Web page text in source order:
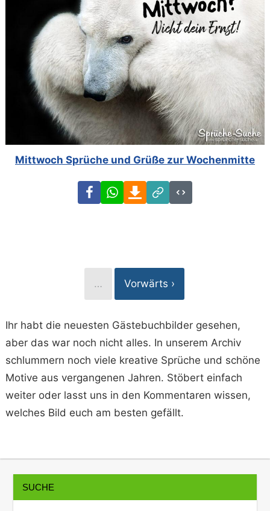
Mittwoch Sprüche und Grüße zur Wochenmitte
FacebookWhatsAppDownload
Link
Code
… Vorwärts ›
Ihr habt die neuesten Gästebuchbilder gesehen,
aber das war noch nicht alles. In unserem Archiv
schlummern noch viele kreative Sprüche und schöne
Motive aus vergangenen Jahren. Stöbert einfach
weiter oder lasst uns in den Kommentaren wissen,
welches Bild euch am besten gefällt.
SUCHE